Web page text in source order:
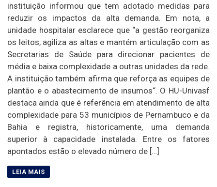
instituição informou que tem adotado medidas para
reduzir os impactos da alta demanda. Em nota, a
unidade hospitalar esclarece que “a gestão reorganiza
os leitos, agiliza as altas e mantém articulação com as
Secretarias de Saúde para direcionar pacientes de
média e baixa complexidade a outras unidades da rede.
A instituição também afirma que reforça as equipes de
plantão e o abastecimento de insumos“. O HU-Univasf
destaca ainda que é referência em atendimento de alta
complexidade para 53 municípios de Pernambuco e da
Bahia e registra, historicamente, uma demanda
superior à capacidade instalada. Entre os fatores
apontados estão o elevado número de […]